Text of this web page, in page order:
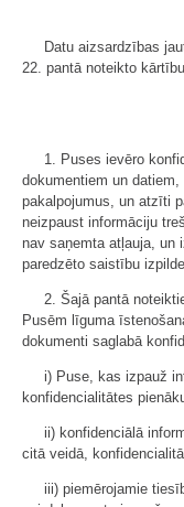
Datu aizsardzības
22. pantā noteikto kārtību.
1. Puses ievēro
dokumentiem un
pakalpojumus, un atzīti
neizpaust informāciju
nav saņemta atļauja, un
paredzēto saistību
2. Šajā pantā
Pusēm līguma
dokumenti saglabā
i) Puse, kas izpauž
konfidencialitātes
ii) konfidenciālā
citā veidā,
iii) piemērojamie